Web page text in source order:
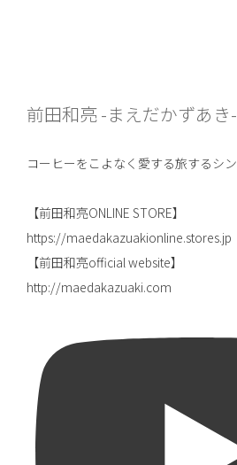
前田和亮 -まえだかずあき-
コーヒーをこよなく愛する旅するシ
【前田和亮ONLINE STORE】
https://maedakazuakionline.stores.jp
【前田和亮official website】
http://maedakazuaki.com